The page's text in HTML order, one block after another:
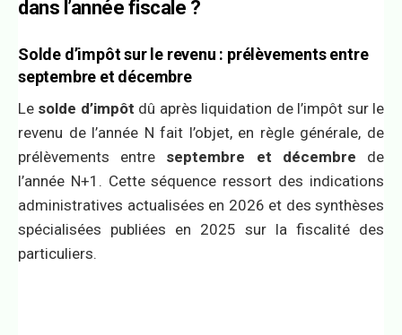
dans l’année fiscale ?
Solde d’impôt sur le revenu : prélèvements entre
septembre et décembre
Le solde d’impôt dû après liquidation de l’impôt sur le
revenu de l’année N fait l’objet, en règle générale, de
prélèvements entre septembre et décembre de
l’année N+1. Cette séquence ressort des indications
administratives actualisées en 2026 et des synthèses
spécialisées publiées en 2025 sur la fiscalité des
particuliers.